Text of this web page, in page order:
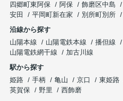
四郷町東阿保
阿保 飾磨区中島
安田
平岡町新在家 別所町別所
沿線から探す
山陽本線
山陽電鉄本線 播但線
山陽電鉄網干線
加古川線
駅から探す
姫路
手柄 亀山 京口 東姫路
英賀保
野里 西飾磨